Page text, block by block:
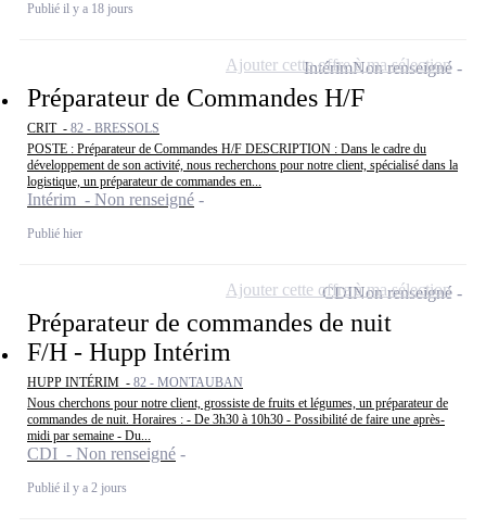
Publié il y a 18 jours
Préparateur de Commandes H/F
CRIT - 82 - BRESSOLS
POSTE : Préparateur de Commandes H/F DESCRIPTION : Dans le cadre du
développement de son activité, nous recherchons pour notre client, spécialisé dans la
logistique, un préparateur de commandes en...
Intérim - Non renseigné
Publié hier
IntérimNon renseigné
Ajouter cette offre à ma sélection
Préparateur de commandes de nuit
F/H - Hupp Intérim
HUPP INTÉRIM - 82 - MONTAUBAN
Nous cherchons pour notre client, grossiste de fruits et légumes, un préparateur de
commandes de nuit. Horaires : - De 3h30 à 10h30 - Possibilité de faire une après-
midi par semaine - Du...
CDI - Non renseigné
Publié il y a 2 jours
CDINon renseigné
Ajouter cette offre à ma sélection